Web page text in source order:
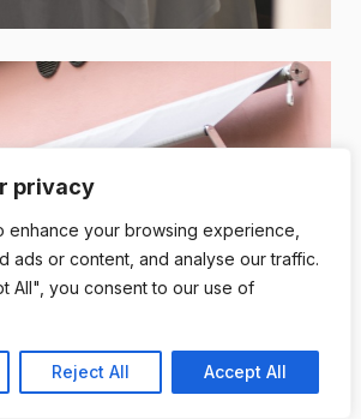
privacy
enhance your browsing experience,
ads or content, and analyse our traffic.
All", you consent to our use of
Reject All Accept All